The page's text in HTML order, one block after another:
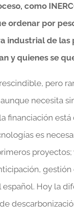
como
ordenar por
industrial de las
y quienes se
pero
necesita
financiación
es
Hoy la